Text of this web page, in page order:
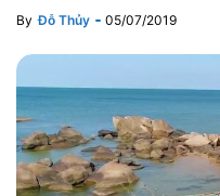
By Đỗ Thủy 05/07/2019